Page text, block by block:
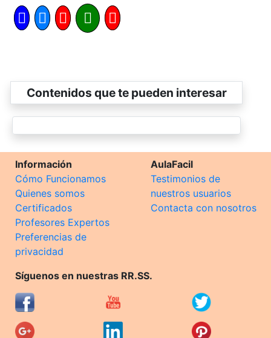
Contenidos que te pueden interesar
Información
Cómo Funcionamos
Quienes somos
Certificados
Profesores Expertos
Preferencias de
privacidad
AulaFacil
Testimonios de
nuestros usuarios
Contacta con nosotros
Síguenos en nuestras RR.SS.